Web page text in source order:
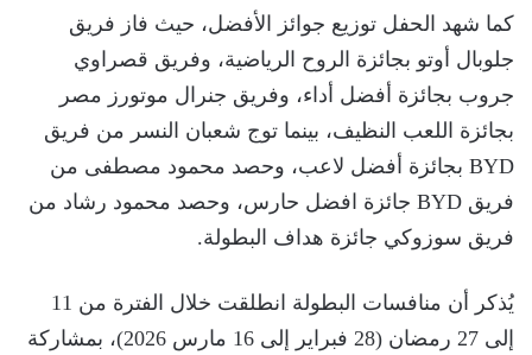
كما شهد الحفل توزيع جوائز الأفضل، حيث فاز فريق
جلوبال أوتو بجائزة الروح الرياضية، وفريق قصراوي
جروب بجائزة أفضل أداء، وفريق جنرال موتورز مصر
بجائزة اللعب النظيف، بينما توج شعبان النسر من فريق
BYD بجائزة أفضل لاعب، وحصد محمود مصطفى من
فريق BYD جائزة افضل حارس، وحصد محمود رشاد من
فريق سوزوكي جائزة هداف البطولة.
يُذكر أن منافسات البطولة انطلقت خلال الفترة من 11
إلى 27 رمضان (28 فبراير إلى 16 مارس 2026)، بمشاركة